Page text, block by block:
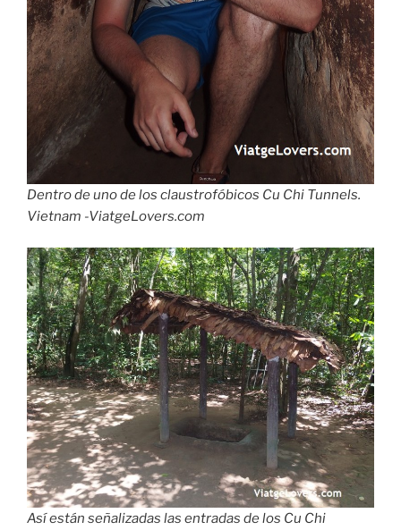
Dentro de uno de los claustrofóbicos Cu Chi Tunnels.
Vietnam -ViatgeLovers.com
Así están señalizadas las entradas de los Cu Chi